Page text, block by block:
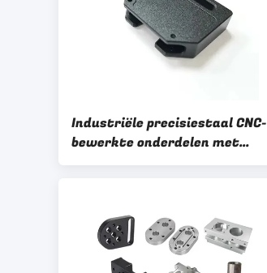
Industriële precisiestaal CNC-
bewerkte onderdelen met
gepolijste afwerking en hoge